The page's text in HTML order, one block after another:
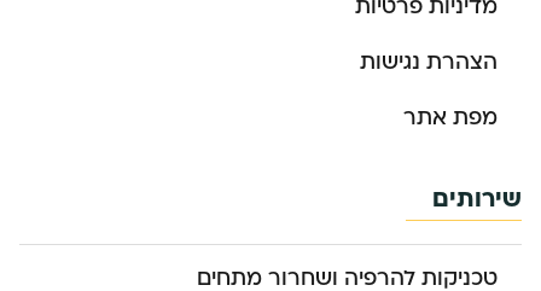
מדיניות פרטיות
הצהרת נגישות
מפת אתר
שירותים
טכניקות להרפיה ושחרור מתחים